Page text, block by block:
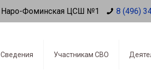
Наро-Фоминская ЦСШ №1 8 (496)
Сведения Участникам СВО